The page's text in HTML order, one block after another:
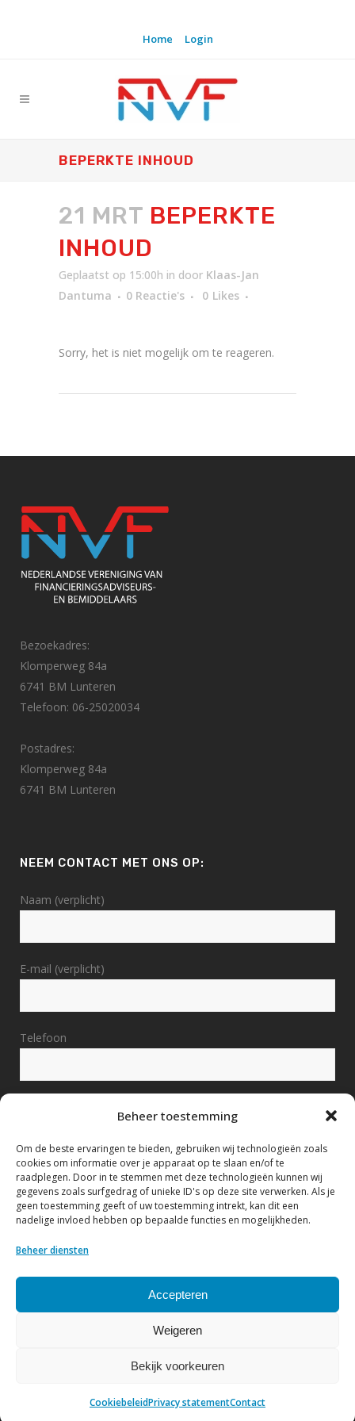
Beheer toestemming
Om de beste ervaringen te bieden, gebruiken wij technologieën zoals
cookies om informatie over je apparaat op te slaan en/of te
raadplegen. Door in te stemmen met deze technologieën kunnen wij
gegevens zoals surfgedrag of unieke ID's op deze site verwerken. Als je
geen toestemming geeft of uw toestemming intrekt, kan dit een
nadelige invloed hebben op bepaalde functies en mogelijkheden.
Beheer diensten
Accepteren
Weigeren
Bekijk voorkeuren
CookiebeleidPrivacy statementContact
Home Login
BEPERKTE INHOUD
21 MRT BEPERKTE
INHOUD
Geplaatst op 15:00h in door Klaas-Jan
Dantuma
0 Reactie's 0 Likes
Sorry, het is niet mogelijk om te reageren.
Bezoekadres:
Klomperweg 84a
6741 BM Lunteren
Telefoon: 06-25020034
Postadres:
Klomperweg 84a
6741 BM Lunteren
NEEM CONTACT MET ONS OP:
Naam (verplicht)
E-mail (verplicht)
Telefoon
Ik geef hierbij toestemming om mijn gegevens te
verwerken conform het Privacy statement.
Privacy statement